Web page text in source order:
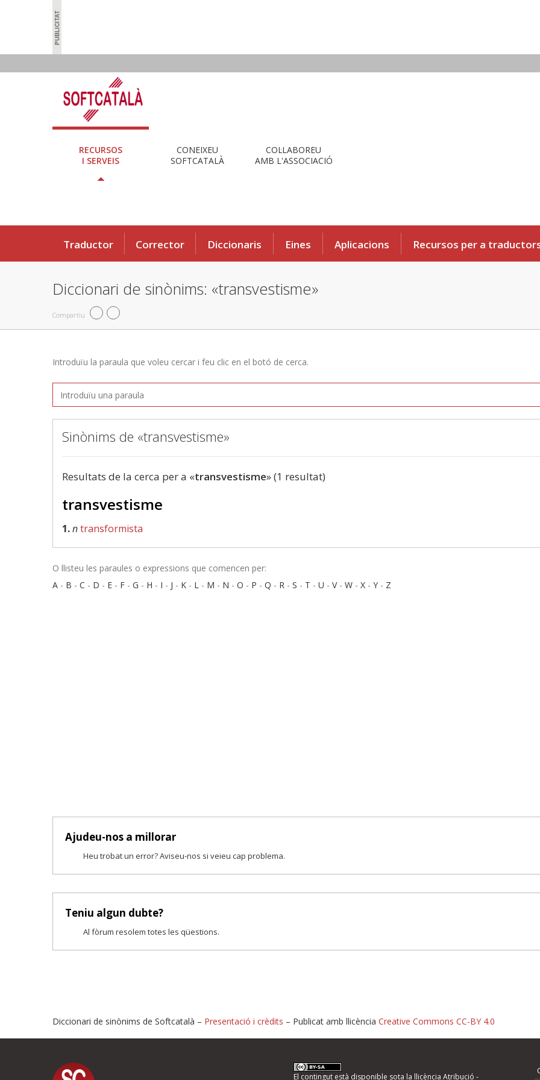
RECURSOS
I SERVEIS
CONEIXEU
SOFTCATALÀ
COL·LABOREU
AMB L'ASSOCIACIÓ
Traductor Corrector Diccionaris Eines Aplicacions Recursos per a
Diccionari de sinònims: «transvestisme»
Compartiu
Introduïu la paraula que voleu cercar i feu clic en el botó de cerca.
Sinònims de «transvestisme»
Resultats de la cerca per a «transvestisme» (1 resultat)
transvestisme
1.ntransformista
O llisteu les paraules o expressions que comencen per:
A - B - C - D - E - F - G - H - I - J - K - L - M - N - O - P - Q - R - S - T - U - V- W - X - Y - Z
Ajudeu-nos a millorar
Heu trobat un error? Aviseu-nos si veieu cap problema.
Teniu algun dubte?
Al fòrum resolem totes les qüestions.
Proposeu-nos millores o informeu d'errors
Diccionari de sinònims de Softcatalà – Presentació i crèdits – Publicat amb llicència Creative Commons CC-BY 4.0
El contingut està disponible sota la llicència Atribució -